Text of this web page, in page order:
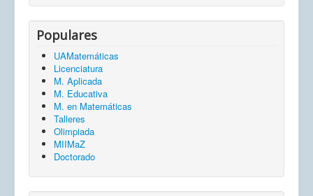
Populares
UAMatemáticas
Licenciatura
M. Aplicada
M. Educativa
M. en Matemáticas
Talleres
Olimpiada
MIIMaZ
Doctorado